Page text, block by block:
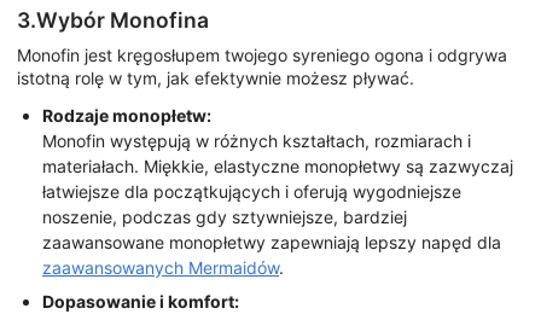
3.Wybór Monofina
Monofin jest kręgosłupem twojego syreniego ogona i odgrywa
istotną rolę w tym, jak efektywnie możesz pływać.
Rodzaje monopłetw:
Monofin występują w różnych kształtach, rozmiarach i
materiałach. Miękkie, elastyczne monopłetwy są zazwyczaj
łatwiejsze dla początkujących i oferują wygodniejsze
noszenie, podczas gdy sztywniejsze, bardziej
zaawansowane monopłetwy zapewniają lepszy napęd dla
zaawansowanych Mermaidów.
Dopasowanie i komfort: